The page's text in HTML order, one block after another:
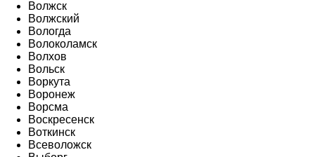
Волжск
Волжский
Вологда
Волоколамск
Волхов
Вольск
Воркута
Воронеж
Ворсма
Воскресенск
Воткинск
Всеволожск